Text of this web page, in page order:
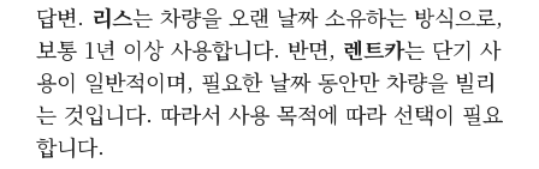
답변. 리스는 차량을 오랜 날짜 소유하는 방식으로,
보통 1년 이상 사용합니다. 반면, 렌트카는 단기 사
용이 일반적이며, 필요한 날짜 동안만 차량을 빌리
는 것입니다. 따라서 사용 목적에 따라 선택이 필요
합니다.